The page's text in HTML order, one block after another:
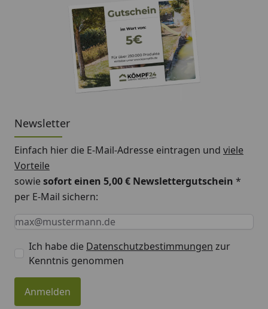
Newsletter
Einfach hier die E-Mail-Adresse eintragen und viele
Vorteile
sowiesofort einen 5,00 € Newslettergutschein *
per E-Mail sichern:
Keine Eingabe erforderlich
Eingabe erforderlich
E-Mail *
Ich habe die Datenschutzbestimmungen zur
Kenntnis genommen
Anmelden